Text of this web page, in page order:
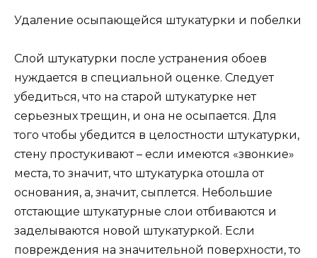
Удаление осыпающейся штукатурки и побелки
Слой штукатурки после устранения обоев
нуждается в специальной оценке. Следует
убедиться, что на старой штукатурке нет
серьезных трещин, и она не осыпается. Для
того чтобы убедится в целостности штукатурки,
стену простукивают – если имеются «звонкие»
места, то значит, что штукатурка отошла от
основания, а, значит, сыплется. Небольшие
отстающие штукатурные слои отбиваются и
заделываются новой штукатуркой. Если
повреждения на значительной поверхности, то